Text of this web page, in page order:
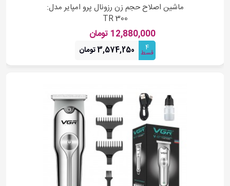
ماشین اصلاح حجم زن رزونال پرو امپایر مدل:
TR 300
12,880,000 تومان
4
قسط 3,574,250 تومان